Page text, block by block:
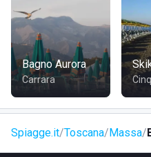
Marina di Massa, in
piacevolmente
strutture ricettive.
COME RAGGIUNGERE IL
Dalla vicina zona
Bagno Aurora
Carrara
Spiagge.it Toscana Massa